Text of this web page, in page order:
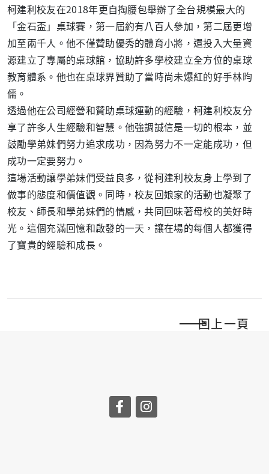
柯建利校友在2018年更自掏腰包舉辦了全台規模最大的
「金石盃」桌球賽，第一屆約有八百人參加，第二屆更增
加至兩千人。他不僅贊助優秀的體育小將，還投入大量資
源建立了專屬的桌球館，協助許多學校建立全方位的桌球
教育體系。他也在桌球界贊助了當時尚未爆紅的好手林昀
儒。
透過他在公司經營和贊助桌球運動的經驗，柯建利校友分
享了許多人生經驗和智慧。他強調誠信是一切的根本，並
鼓勵學弟妹們努力追求成功，因為努力不一定能成功，但
成功一定要努力。
這場活動讓學弟妹們受益良多，從柯建利校友身上學到了
做事的態度和價值觀。同時，校友回娘家的活動也凝聚了
校友、師長和學弟妹們的情感，共同回味著母校的美好時
光。這個充滿回憶和啟發的一天，讓在場的每個人都獲得
了寶貴的經驗和成長。
回上一頁